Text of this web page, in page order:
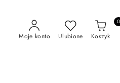
Moje konto Ulubione Koszyk
0